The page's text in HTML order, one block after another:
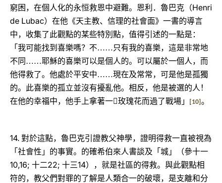
窮困，在個人化的永恒救恩中避難。恩利．魯巴克（Henri
de Lubac）在他《天主教、信理的社會面》一書的導言
中，收集了此觀點的某些特別點，值得引述的一點是：
「我可能找到喜樂嗎？不……只有我的喜樂，這是非常地
不同……耶穌的喜樂可以是個人的。可以屬於一個人，而
他得救了。他處於平安中……現在及常常，可是他是孤獨
的。此喜樂的孤立並沒有擾亂他。相反，他是被選的人！
在他的幸福中，他手上拿著一玫瑰花而過了戰場」
[10] 。
14. 對於這點，魯巴克引證教父神學，證明得救一直被視為
「社會性」的事實。的確希伯來人書談及「城」（參十一
10,16; 十二22; 十三14），就是社區的得救。與此觀點相
符的，教父們對罪的了解是人類合一的破壞，是支離和分